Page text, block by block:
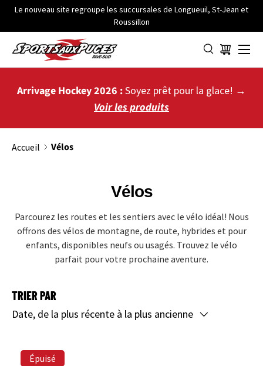
ALLER AU CONTENU
Le nouveau site regroupe les succursales de Longueuil, St-Jean et
Roussillon
Panier
Menu
Arrivage Hockey 2026 :Soyez prêt pour la glace! →
Voir les produits
Accueil Vélos
Vélos
Parcourez les routes et les sentiers avec le vélo idéal! Nous
offrons des vélos de montagne, de route, hybrides et pour
enfants, disponibles neufs ou usagés. Trouvez le vélo
parfait pour votre prochaine aventure.
TRIER PAR
Date, de la plus récente à la plus ancienne
Épuisé